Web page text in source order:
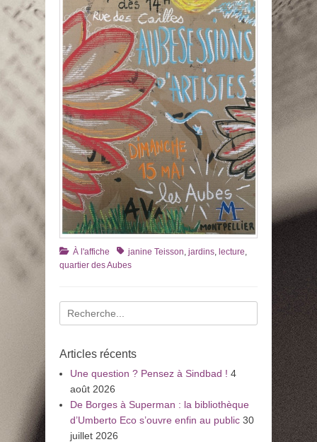
Catégories
À l'affiche Tagsjanine Teisson jardins lecture
quartier des Aubes
Recherche
pour
Articles récents
Une question ? Pensez à Sindbad ! 4
août 2026
De Borges à Superman : la bibliothèque
d’Umberto Eco s’ouvre enfin au public 30
juillet 2026